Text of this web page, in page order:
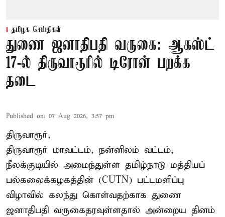
தமிழக செய்திகள்
துணை ஜனாதிபதி வருகை: ஆகஸ்ட்
17-ல் திருவாரூரில் டிரோன் பறக்க
தடை
Published on: 07 Aug 2026, 3:57 pm
திருவாரூர்,
திருவாரூர் மாவட்டம், நன்னிலம் வட்டம்,
நீலக்குடியில் அமைந்துள்ள தமிழ்நாடு மத்தியப்
பல்கலைக்கழகத்தின் (CUTN) பட்டமளிப்பு
விழாவில் கலந்து கொள்வதற்காக துணை
ஜனாதிபதி வருகைதரவுள்ளதால் அன்றைய தினம்